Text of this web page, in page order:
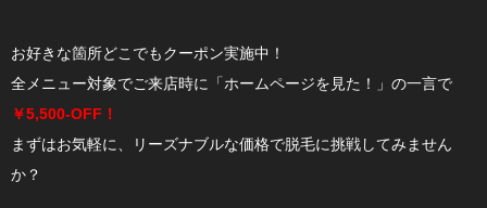
お好きな箇所どこでもクーポン実施中！
全メニュー対象でご来店時に「ホームページを見た！」の一言で
￥5,500-OFF！
まずはお気軽に、リーズナブルな価格で脱毛に挑戦してみません
か？